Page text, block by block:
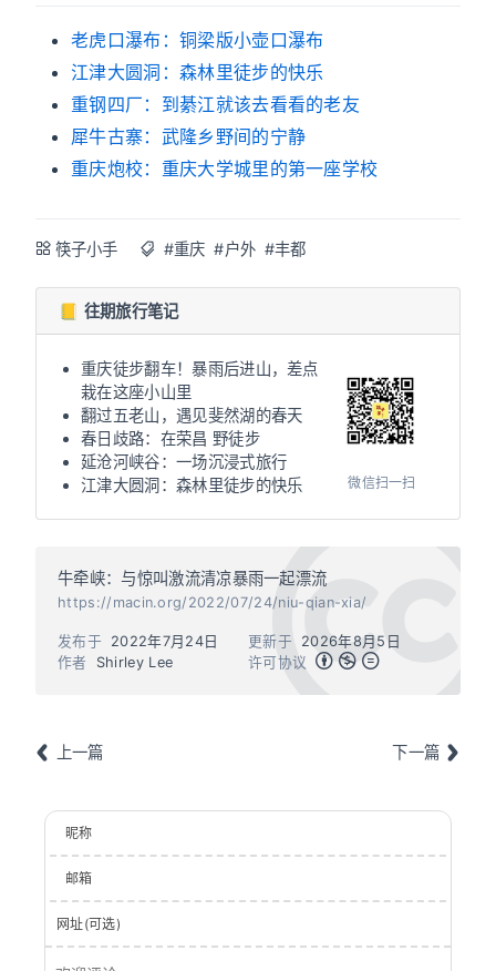
老虎口瀑布：铜梁版小壶口瀑布
江津大圆洞：森林里徒步的快乐
重钢四厂：到綦江就该去看看的老友
犀牛古寨：武隆乡野间的宁静
重庆炮校：重庆大学城里的第一座学校
筷子小手 #重庆 #户外 #丰都
📒 往期旅行笔记
重庆徒步翻车！暴雨后进山，差点
栽在这座小山里
翻过五老山，遇见斐然湖的春天
春日歧路：在荣昌 野徒步
延沧河峡谷：一场沉浸式旅行
江津大圆洞：森林里徒步的快乐
微信扫一扫
牛牵峡：与惊叫激流清凉暴雨一起漂流
https://macin.org/2022/07/24/niu-qian-xia/
作者 Shirley Lee
发布于 2022年7月24日 更新于
2026年8月5日
许可协议
上一篇 下一篇
昵称
邮箱
网址(可选)